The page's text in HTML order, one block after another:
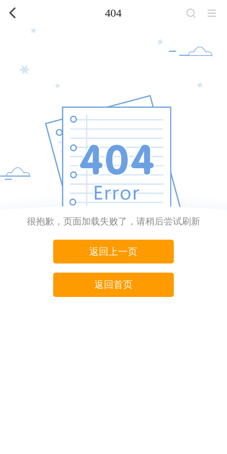
404
很抱歉，页面加载失败了，请稍后尝试刷新
返回上一页
返回首页